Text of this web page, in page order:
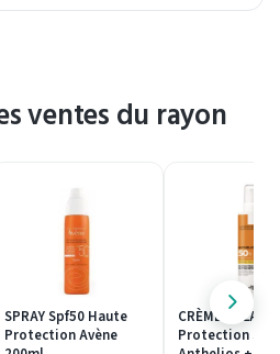
ventes du rayon
SPRAY Spf50 Haute
Protection Avène
CRÈME SOLAIRE
Protection